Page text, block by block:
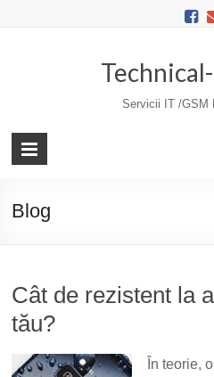
Servicii IT /GSM
Blog
Cât de rezistent la
tău?
În teorie,